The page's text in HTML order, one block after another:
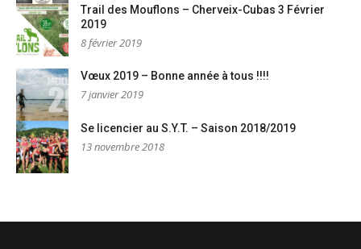
Trail des Mouflons – Cherveix-Cubas 3 Février
2019
8 février 2019
Vœux 2019 – Bonne année à tous !!!!
7 janvier 2019
Se licencier au S.Y.T. – Saison 2018/2019
13 novembre 2018